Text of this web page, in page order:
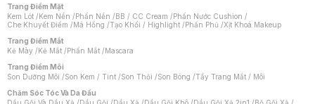
Trang Điểm Mặt
Kem Lót /Kem Nền /Phấn Nền /BB / CC Cream /Phấn Nước Cushion /
Che Khuyết Điểm /Má Hồng /Tạo Khối / Highlight /Phấn Phủ /Xịt Khoá Makeup
Trang Điểm Mắt
Kẻ Mày /Kẻ Mắt /Phấn Mắt /Mascara
Trang Điểm Môi
Son Dưỡng Môi /Son Kem / Tint /Son Thỏi /Son Bóng /Tẩy Trang Mắt / Môi
Chăm Sóc Tóc Và Da Đầu